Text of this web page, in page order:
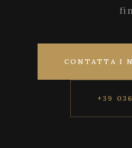
CONTATTA I
+39